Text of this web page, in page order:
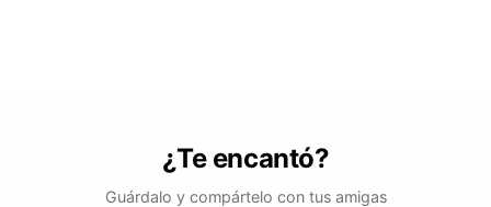
¿Te encantó?
Guárdalo y compártelo con tus amigas